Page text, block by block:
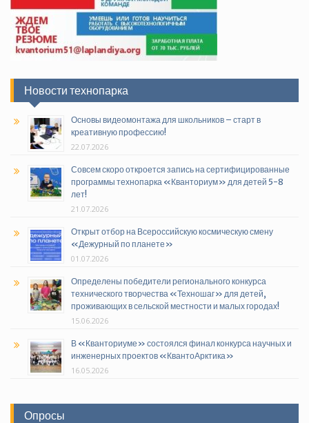
Новости технопарка
Основы видеомонтажа для школьников – старт в
креативную профессию!
22.07.2026
Совсем скоро откроется запись на сертифицированные
программы технопарка «Кванториум» для детей 5-8
лет!
21.07.2026
Открыт отбор на Всероссийскую космическую смену
«Дежурный по планете»
01.07.2026
Определены победители регионального конкурса
технического творчества «Техношаг» для детей,
проживающих в сельской местности и малых городах!
15.06.2026
В «Кванториуме» состоялся финал конкурса научных и
инженерных проектов «КвантоАрктика»
16.05.2026
Опросы